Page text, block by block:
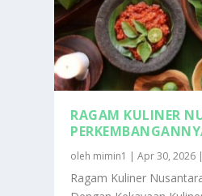
RAGAM KULINER
oleh mimin1 |Apr 30, 2026 |
Ragam Kuliner